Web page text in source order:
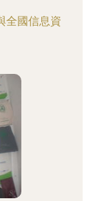
全國信息資